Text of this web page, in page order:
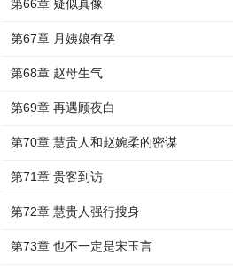
第66章 疑似真像
第67章 月姨娘有孕
第68章 赵母生气
第69章 再遇顾夜白
第70章 慧贵人和赵婉柔的密谋
第71章 贵客到访
第72章 慧贵人强行搜身
第73章 也不一定是宋玉言